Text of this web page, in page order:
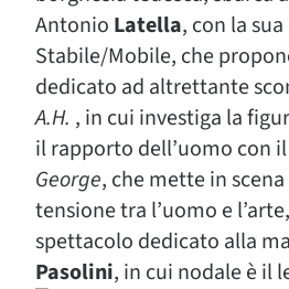
Antonio Latella, con la
Stabile/Mobile, che
dedicato ad altrettante
A.H. , in cui investiga la
il rapporto dell’uomo con
George, che mette in
tensione tra l’uomo e
spettacolo dedicato alla
Pasolini, in cui nodale è il